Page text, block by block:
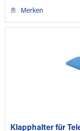
Merken
Klapphalter für